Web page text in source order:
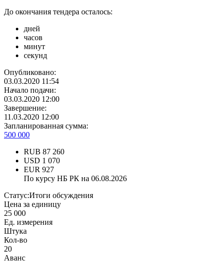
До окончания тендера осталось:
дней
часов
минут
секунд
Опубликовано:
03.03.2020 11:54
Начало подачи:
03.03.2020 12:00
Завершение:
11.03.2020 12:00
Запланированная сумма:
500 000
RUB 87 260
USD 1 070
EUR 927
По курсу НБ РК на 06.08.2026
Статус:Итоги обсуждения
Цена за единицу
25 000
Ед. измерения
Штука
Кол-во
20
Аванс